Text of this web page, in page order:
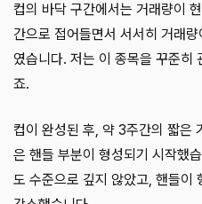
컵의 바닥 구간에서는 거래량이
간으로 접어들면서 서서히 거래
였습니다. 저는 이 종목을 꾸준히
죠.
컵이 완성된 후, 약 3주간의 짧은
은 핸들 부분이 형성되기 시작했
도 수준으로 깊지 않았고, 핸들이